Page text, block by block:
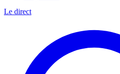
Le direct